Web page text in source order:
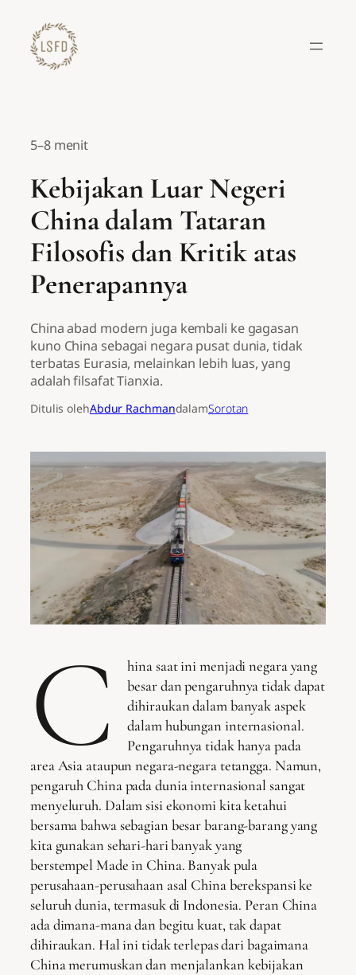
konten
5–8 menit
Kebijakan Luar Negeri
China dalam Tataran
Filosofis dan Kritik atas
Penerapannya
China abad modern juga kembali ke gagasan
kuno China sebagai negara pusat dunia, tidak
terbatas Eurasia, melainkan lebih luas, yang
adalah filsafat Tianxia.
Ditulis olehAbdur RachmandalamSorotan
C
hina saat ini menjadi negara yang
besar dan pengaruhnya tidak dapat
dihiraukan dalam banyak aspek
dalam hubungan internasional.
Pengaruhnya tidak hanya pada
area Asia ataupun negara-negara tetangga. Namun,
pengaruh China pada dunia internasional sangat
menyeluruh. Dalam sisi ekonomi kita ketahui
bersama bahwa sebagian besar barang-barang yang
kita gunakan sehari-hari banyak yang
berstempel Made in China. Banyak pula
perusahaan-perusahaan asal China berekspansi ke
seluruh dunia, termasuk di Indonesia. Peran China
ada dimana-mana dan begitu kuat, tak dapat
dihiraukan. Hal ini tidak terlepas dari bagaimana
China merumuskan dan menjalankan kebijakan